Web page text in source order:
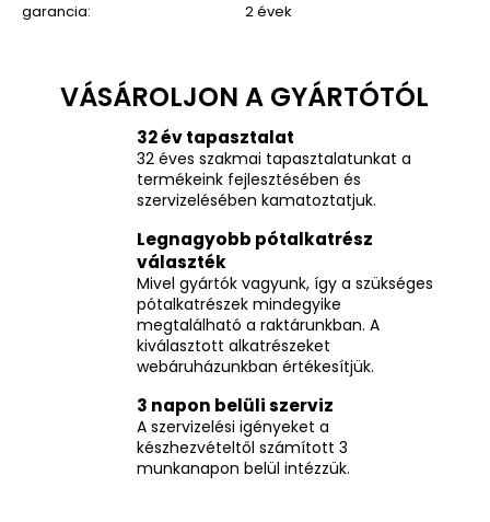
garancia: 2 évek
32 év tapasztalat
32 éves szakmai tapasztalatunkat a
termékeink fejlesztésében és
szervizelésében kamatoztatjuk.
Legnagyobb pótalkatrész
választék
Mivel gyártók vagyunk, így a szükséges
pótalkatrészek mindegyike
megtalálható a raktárunkban. A
kiválasztott alkatrészeket
webáruházunkban értékesítjük.
3 napon belüli szerviz
A szervizelési igényeket a
készhezvételtől számított 3
munkanapon belül intézzük.